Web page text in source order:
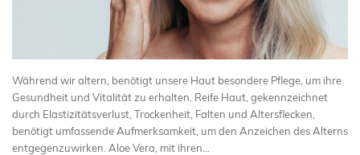
Während wir altern, benötigt unsere Haut besondere Pflege, um ihre
Gesundheit und Vitalität zu erhalten. Reife Haut, gekennzeichnet
durch Elastizitätsverlust, Trockenheit, Falten und Altersflecken,
benötigt umfassende Aufmerksamkeit, um den Anzeichen des Alterns
entgegenzuwirken. Aloe Vera, mit ihren...